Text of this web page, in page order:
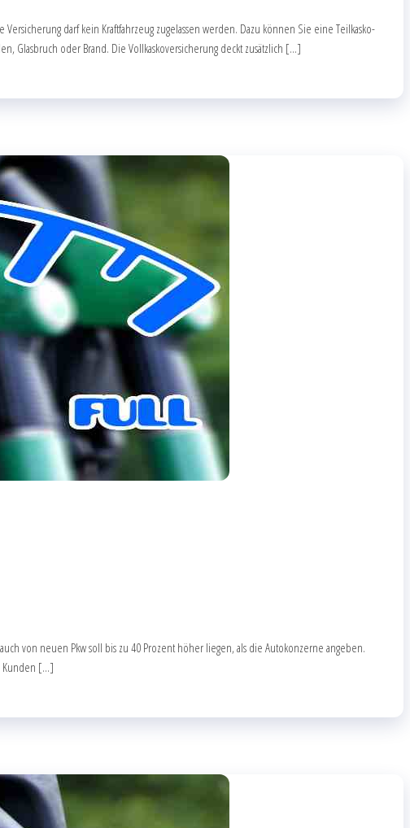
darf kein Kraftfahrzeug zugelassen werden. Dazu können Sie eine Teilkasko-
Glasbruch oder Brand. Die Vollkaskoversicherung deckt zusätzlich […]
von neuen Pkw soll bis zu 40 Prozent höher liegen, als die Autokonzerne angeben.
Kunden […]